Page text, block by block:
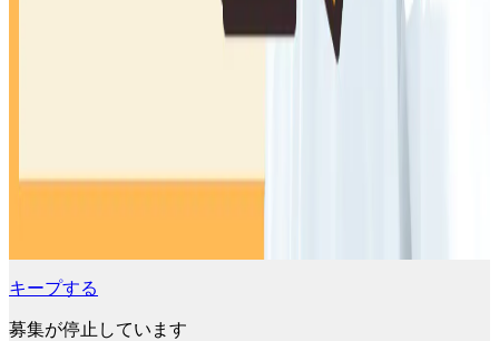
キープする
募集が停止しています